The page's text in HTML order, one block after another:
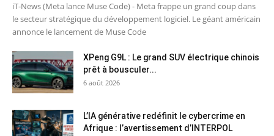
iT-News (Meta lance Muse Code) - Meta frappe un grand coup dans
le secteur stratégique du développement logiciel. Le géant américain
annonce le lancement de Muse Code
XPeng G9L : Le grand SUV électrique chinois
prêt à bousculer...
6 août 2026
L’IA générative redéfinit le cybercrime en
Afrique : l’avertissement d’INTERPOL